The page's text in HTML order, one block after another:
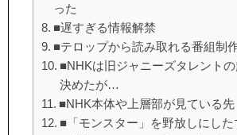
った
■遅すぎる情報解禁
■テロップから読み取れる番組制
■NHKは旧ジャニーズタレント
決めたが…
■NHK本体や上層部が見ている先
■「モンスター」を野放しにし